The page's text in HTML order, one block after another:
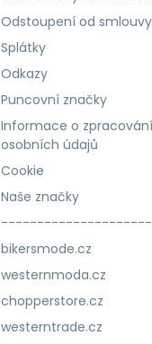
Odstoupení od smlouvy
Splátky
Odkazy
Puncovní značky
Informace o zpracování
osobních údajů
Cookie
Naše značky
bikersmode.cz
westernmoda.cz
chopperstore.cz
westerntrade.cz